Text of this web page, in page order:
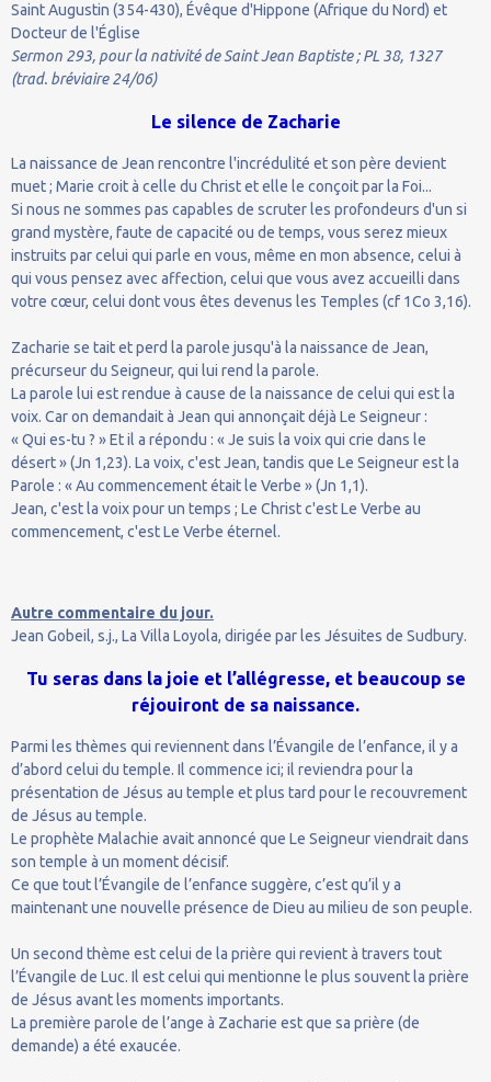
Saint Augustin (354-430), Évêque d'Hippone (Afrique du Nord) et
Docteur de l'Église
Sermon 293, pour la nativité de Saint Jean Baptiste ; PL 38, 1327
(trad. bréviaire 24/06)
Le silence de Zacharie
La naissance de Jean rencontre l'incrédulité et son père devient
muet ; Marie croit à celle du Christ et elle le conçoit par la Foi...
Si nous ne sommes pas capables de scruter les profondeurs d'un si
grand mystère, faute de capacité ou de temps, vous serez mieux
instruits par celui qui parle en vous, même en mon absence, celui à
qui vous pensez avec affection, celui que vous avez accueilli dans
votre cœur, celui dont vous êtes devenus les Temples (cf 1Co 3,16).
Zacharie se tait et perd la parole jusqu'à la naissance de Jean,
précurseur du Seigneur, qui lui rend la parole.
La parole lui est rendue à cause de la naissance de celui qui est la
voix. Car on demandait à Jean qui annonçait déjà Le Seigneur :
« Qui es-tu ? » Et il a répondu : « Je suis la voix qui crie dans le
désert » (Jn 1,23). La voix, c'est Jean, tandis que Le Seigneur est la
Parole : « Au commencement était le Verbe » (Jn 1,1).
Jean, c'est la voix pour un temps ; Le Christ c'est Le Verbe au
commencement, c'est Le Verbe éternel.
Autre commentaire du jour.
Jean Gobeil, s.j., La Villa Loyola, dirigée par les Jésuites de Sudbury.
Tu seras dans la joie et l’allégresse, et beaucoup se
réjouiront de sa naissance.
Parmi les thèmes qui reviennent dans l’Évangile de l’enfance, il y a
d’abord celui du temple. Il commence ici; il reviendra pour la
présentation de Jésus au temple et plus tard pour le recouvrement
de Jésus au temple.
Le prophète Malachie avait annoncé que Le Seigneur viendrait dans
son temple à un moment décisif.
Ce que tout l’Évangile de l’enfance suggère, c’est qu’il y a
maintenant une nouvelle présence de Dieu au milieu de son peuple.
Un second thème est celui de la prière qui revient à travers tout
l’Évangile de Luc. Il est celui qui mentionne le plus souvent la prière
de Jésus avant les moments importants.
La première parole de l’ange à Zacharie est que sa prière (de
demande) a été exaucée.